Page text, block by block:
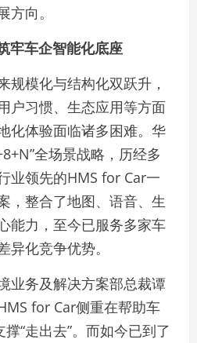
方向。
牢车企智能化底座
规模化与结构化双跃升，
户习惯、生态应用等方面
化体验面临诸多困难。华
全场景战略，历经多
业领先的HMS for Car一
，整合了地图、语音、生
能力，至今已服务多家车
异化竞争优势。
业务及解决方案部总裁谭
for Car侧重在帮助车
“走出去”。而如今已到了